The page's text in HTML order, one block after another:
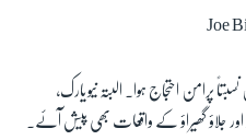
پرامن احتجاج ہوا۔ البتہ نیویارک،
جلاؤ گھیراؤ کے واقعات بھی پیش آئے۔